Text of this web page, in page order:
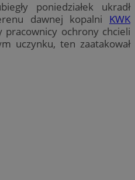
poniedziałek ukradł
dawnej kopalni KWK
pracownicy ochrony chcieli
uczynku, ten zaatakował